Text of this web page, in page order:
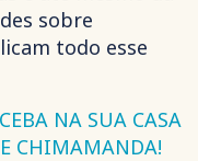
sobre
todo esse
NA SUA CASA
CHIMAMANDA!